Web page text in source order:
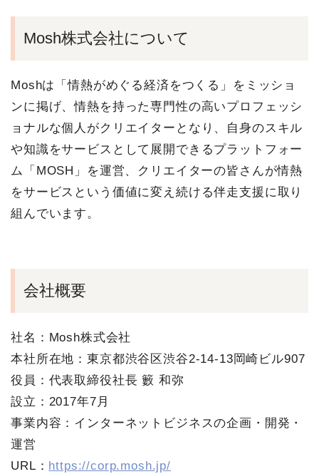
Mosh株式会社について
Moshは「情熱がめぐる経済をつくる」をミッショ
ンに掲げ、情熱を持った専門性の高いプロフェッシ
ョナルな個人がクリエイターとなり、自身のスキル
や知識をサービスとして展開できるプラットフォー
ム「MOSH」を運営、クリエイターの皆さんが情熱
をサービスという価値に変え続ける伴走支援に取り
組んでいます。
会社概要
社名：Mosh株式会社
本社所在地：東京都渋谷区渋谷2-14-13岡崎ビル907
役員：代表取締役社長 籔 和弥
設立：2017年7月
事業内容：インターネットビジネスの企画・開発・
運営
URL： https://corp.mosh.jp/